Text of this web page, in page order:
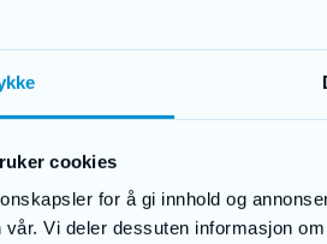
cookies
for å gi innhold og
Vi deler dessuten informasjon